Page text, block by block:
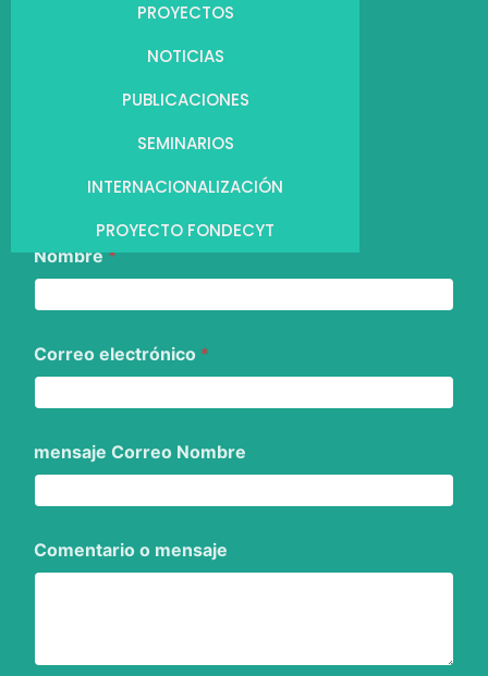
PROYECTOS
NOTICIAS
PUBLICACIONES
SEMINARIOS
INTERNACIONALIZACIÓN
PROYECTO FONDECYT
Nombre*
Correo electrónico *
mensaje Correo Nombre
Comentario o mensaje